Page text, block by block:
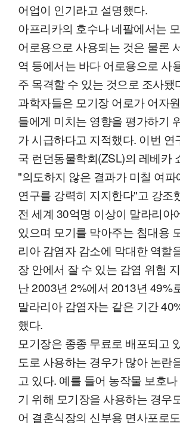
어업이 인기라고 설명했다.
아프리카의 호수나 네팔에서는
어로용으로 사용되는 것은 물론
역 등에서는 바다 어로용으로 사
주 목격할 수 있는 것으로 조사됐
과학자들은 모기장 어로가 어자
들에게 미치는 영향을 평가하기
가 시급하다고 지적했다. 이번 연
국 런던동물학회(ZSL)의 레베카
"의도하지 않은 결과가 미칠 여
연구를 강력히 지지한다"고 강조
전 세계 30억명 이상이 말라리아
있으며 모기를 막아주는 침대용
리아 감염자 감소에 막대한 역할
장 안에서 잘 수 있는 감염 위험
난 2003년 2%에서 2013년 49%
말라리아 감염자는 같은 기간
했다.
모기장은 종종 무료로 배포되고
도로 사용하는 경우가 많아 논란
고 있다. 예를 들어 농작물 보호
기 위해 모기장을 사용하는 경우
어 결혼식장의 신부용 면사포로